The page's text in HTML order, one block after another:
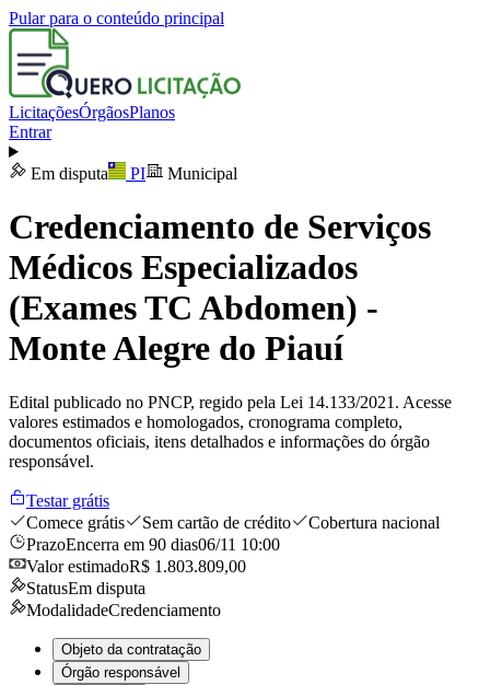
Pular para o conteúdo principal
LicitaçõesÓrgãosPlanos
Entrar
Em disputa PI Municipal
Credenciamento de Serviços
Médicos Especializados
(Exames TC Abdomen) -
Monte Alegre do Piauí
Edital publicado no PNCP, regido pela Lei 14.133/2021. Acesse
valores estimados e homologados, cronograma completo,
documentos oficiais, itens detalhados e informações do órgão
responsável.
Testar grátis
Comece grátis
Sem cartão de crédito
Cobertura nacional
PrazoEncerra em 90 dias06/11 10:00
Valor estimadoR$ 1.803.809,00
StatusEm disputa
ModalidadeCredenciamento
Objeto da contratação
Órgão responsável